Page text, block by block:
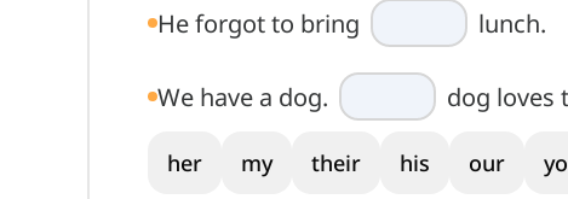
He forgot to bring lunch.
We have a dog. dog loves
her my their his our